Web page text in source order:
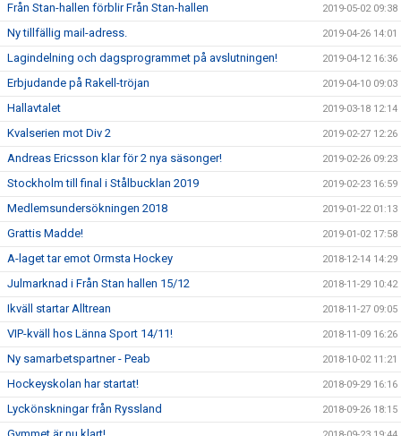
Från Stan-hallen förblir Från Stan-hallen 2019-05-02 09:38
Ny tillfällig mail-adress. 2019-04-26 14:01
Lagindelning och dagsprogrammet på avslutningen! 2019-04-12 16:36
Erbjudande på Rakell-tröjan 2019-04-10 09:03
Hallavtalet 2019-03-18 12:14
Kvalserien mot Div 2 2019-02-27 12:26
Andreas Ericsson klar för 2 nya säsonger! 2019-02-26 09:23
Stockholm till final i Stålbucklan 2019 2019-02-23 16:59
Medlemsundersökningen 2018 2019-01-22 01:13
Grattis Madde! 2019-01-02 17:58
A-laget tar emot Ormsta Hockey 2018-12-14 14:29
Julmarknad i Från Stan hallen 15/12 2018-11-29 10:42
Ikväll startar Alltrean 2018-11-27 09:05
VIP-kväll hos Länna Sport 14/11! 2018-11-09 16:26
Ny samarbetspartner - Peab 2018-10-02 11:21
Hockeyskolan har startat! 2018-09-29 16:16
Lyckönskningar från Ryssland 2018-09-26 18:15